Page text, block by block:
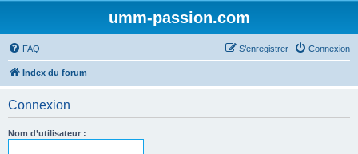
umm-passion.com
FAQ Connexion
S’enregistrer
Index du forum
Connexion
Nom d’utilisateur :